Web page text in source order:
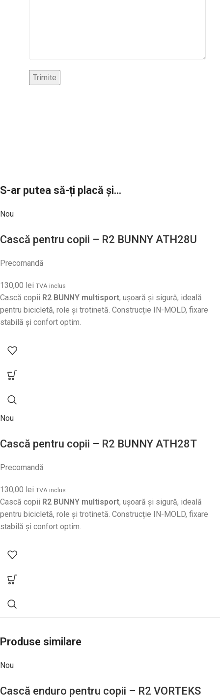
S-ar putea să-ți placă și…
Nou
Cască pentru copii – R2 BUNNY ATH28U
Precomandă
130,00 lei TVA inclus
Cască copii R2 BUNNY multisport, ușoară și sigură, ideală
pentru bicicletă, role și trotinetă. Construcție IN-MOLD, fixare
stabilă și confort optim.
Nou
Cască pentru copii – R2 BUNNY ATH28T
Precomandă
130,00 lei TVA inclus
Cască copii R2 BUNNY multisport, ușoară și sigură, ideală
pentru bicicletă, role și trotinetă. Construcție IN-MOLD, fixare
stabilă și confort optim.
Produse similare
Nou
Cască enduro pentru copii – R2 VORTEKS